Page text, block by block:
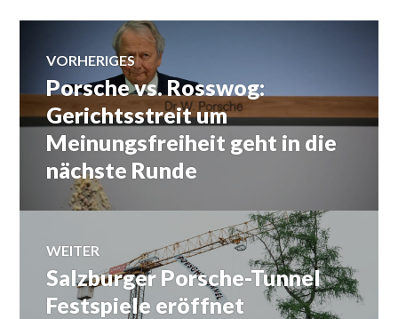
Beitrags-
Navigation
VORHERIGES
Vorheriger
Beitrag:
Porsche vs. Rosswog:
Gerichtsstreit um
Meinungsfreiheit geht in die
nächste Runde
WEITER
Nächster
Beitrag:
Salzburger Porsche-Tunnel
Festspiele eröffnet